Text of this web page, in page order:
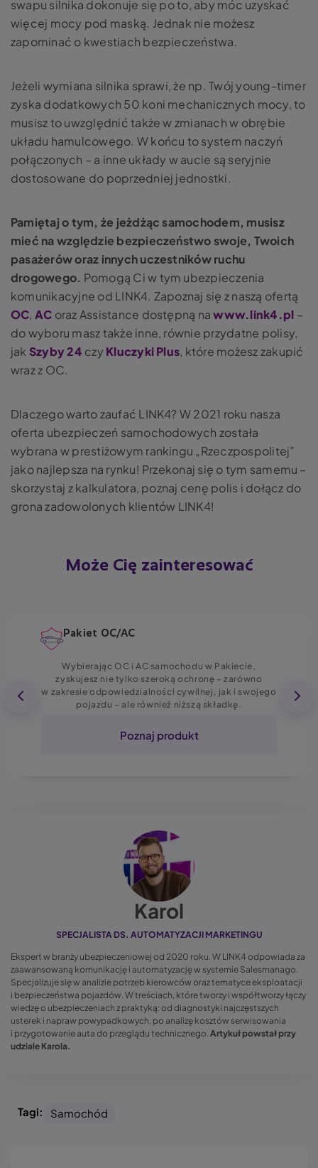
swapu silnika dokonuje się po to, aby móc uzyskać
więcej mocy pod maską. Jednak nie możesz
zapominać o kwestiach bezpieczeństwa.
Jeżeli wymiana silnika sprawi, że np. Twój young-timer
zyska dodatkowych 50 koni mechanicznych mocy, to
musisz to uwzględnić także w zmianach w obrębie
układu hamulcowego. W końcu to system naczyń
połączonych – a inne układy w aucie są seryjnie
dostosowane do poprzedniej jednostki.
Pamiętaj o tym, że jeżdżąc samochodem, musisz
mieć na względzie bezpieczeństwo swoje, Twoich
pasażerów oraz innych uczestników ruchu
drogowego. Pomogą Ci w tym ubezpieczenia
komunikacyjne od LINK4. Zapoznaj się z naszą ofertą
OC, AC oraz Assistance dostępną nawww.link4.pl –
do wyboru masz także inne, równie przydatne polisy,
jak Szyby 24 czy Kluczyki Plus, które możesz zakupić
wraz z OC.
Dlaczego warto zaufać LINK4? W 2021 roku nasza
oferta ubezpieczeń samochodowych została
wybrana w prestiżowym rankingu „Rzeczpospolitej”
jako najlepsza na rynku! Przekonaj się o tym samemu –
skorzystaj z kalkulatora, poznaj cenę polis i dołącz do
grona zadowolonych klientów LINK4!
Może Cię zainteresować
Pakiet OC/AC
Wybierając OC i AC samochodu w Pakiecie,
zyskujesz nie tylko szeroką ochronę – zarówno
w zakresie odpowiedzialności cywilnej, jak i swojego
pojazdu – ale również niższą składkę.
Poznaj produkt
Karol
SPECJALISTA DS. AUTOMATYZACJI MARKETINGU
Ekspert w branży ubezpieczeniowej od 2020 roku. W LINK4 odpowiada za
zaawansowaną komunikację i automatyzację w systemie Salesmanago.
Specjalizuje się w analizie potrzeb kierowców oraz tematyce eksploatacji
i bezpieczeństwa pojazdów. W treściach, które tworzy i współtworzy łączy
wiedzę o ubezpieczeniach z praktyką: od diagnostyki najczęstszych
usterek i napraw powypadkowych, po analizę kosztów serwisowania
i przygotowanie auta do przeglądu technicznego. Artykuł powstał przy
udziale Karola.
Tagi: Samochód